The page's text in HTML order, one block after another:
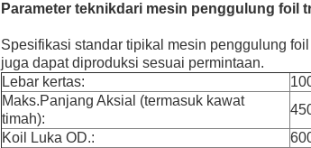
Parameter teknikdari mesin penggulung foil
Spesifikasi standar tipikal mesin penggulung
juga dapat diproduksi sesuai permintaan.
Lebar kertas:
Maks.Panjang Aksial (termasuk kawat
timah):
Koil Luka OD.: